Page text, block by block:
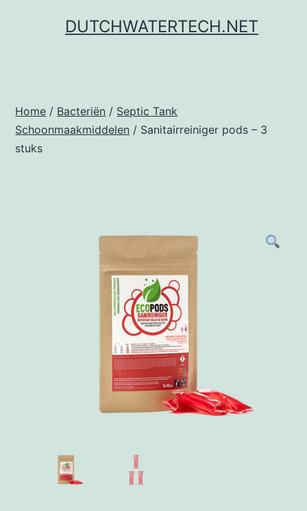
DUTCHWATERTECH.NET
Home / Bacteriën / Septic Tank
Schoonmaakmiddelen / Sanitairreiniger pods – 3
stuks